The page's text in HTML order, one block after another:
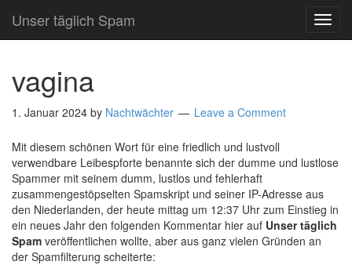
Unser täglich Spam
vagina
1. Januar 2024 by Nachtwächter Leave a Comment
Mit diesem schönen Wort für eine friedlich und lustvoll
verwendbare Leibespforte benannte sich der dumme und lustlose
Spammer mit seinem dumm, lustlos und fehlerhaft
zusammengestöpselten Spamskript und seiner IP-Adresse aus
den Niederlanden, der heute mittag um 12:37 Uhr zum Einstieg in
ein neues Jahr den folgenden Kommentar hier auf Unser täglich
Spam veröffentlichen wollte, aber aus ganz vielen Gründen an
der Spamfilterung scheiterte: